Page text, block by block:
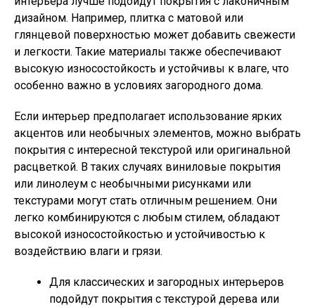
дизайном. Например, плитка с матовой или
глянцевой поверхностью может добавить свежести
и легкости. Такие материалы также обеспечивают
высокую износостойкость и устойчивы к влаге, что
особенно важно в условиях загородного дома.
Если интерьер предполагает использование ярких
акцентов или необычных элементов, можно выбрать
покрытия с интересной текстурой или оригинальной
расцветкой. В таких случаях виниловые покрытия
или линолеум с необычными рисунками или
текстурами могут стать отличным решением. Они
легко комбинируются с любым стилем, обладают
высокой износостойкостью и устойчивостью к
воздействию влаги и грязи.
Для классических и загородных интерьеров
подойдут покрытия с текстурой дерева или